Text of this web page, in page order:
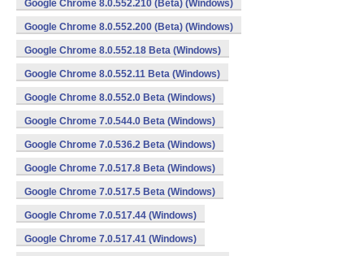
Google Chrome 8.0.552.210 (Beta) (Windows)
Google Chrome 8.0.552.200 (Beta) (Windows)
Google Chrome 8.0.552.18 Beta (Windows)
Google Chrome 8.0.552.11 Beta (Windows)
Google Chrome 8.0.552.0 Beta (Windows)
Google Chrome 7.0.544.0 Beta (Windows)
Google Chrome 7.0.536.2 Beta (Windows)
Google Chrome 7.0.517.8 Beta (Windows)
Google Chrome 7.0.517.5 Beta (Windows)
Google Chrome 7.0.517.44 (Windows)
Google Chrome 7.0.517.41 (Windows)